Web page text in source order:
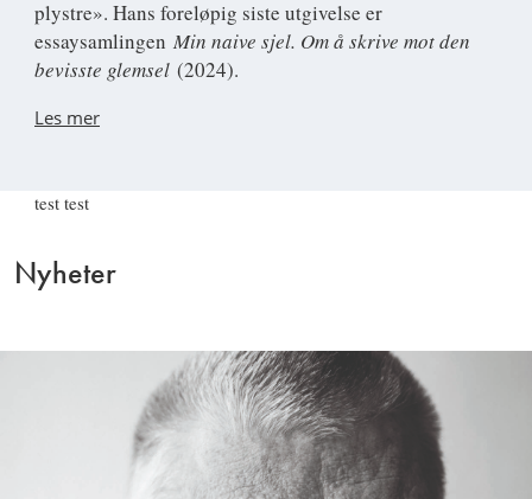
plystre». Hans foreløpig siste utgivelse er
essaysamlingen Min naive sjel. Om å skrive mot den
bevisste glemsel (2024).
Les mer
test test
Nyheter